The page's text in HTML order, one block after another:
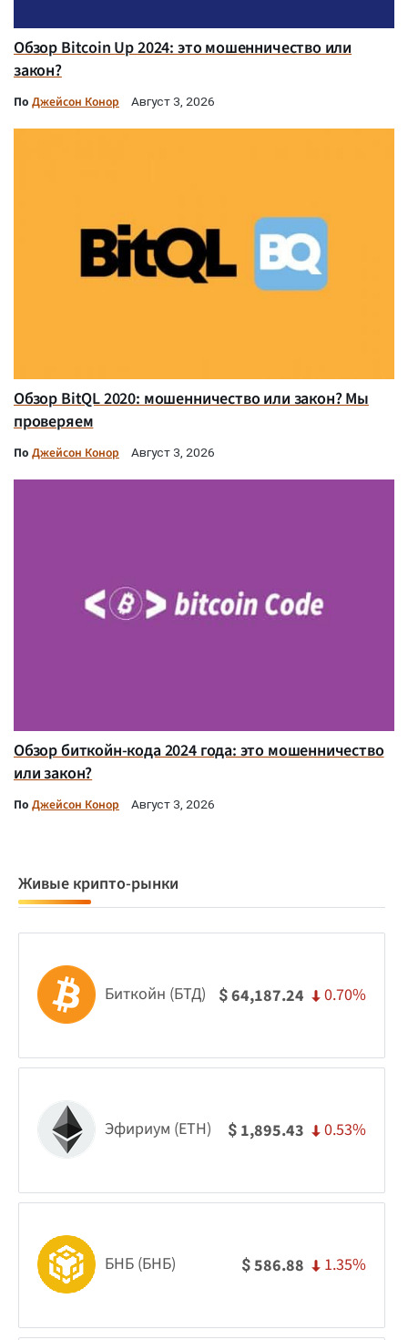
Обзор Bitcoin Up 2024: это мошенничество или
закон?
По Джейсон Конор Август 3, 2026
Обзор BitQL 2020: мошенничество или закон? Мы
проверяем
По Джейсон Конор Август 3, 2026
Обзор биткойн-кода 2024 года: это мошенничество
или закон?
По Джейсон Конор Август 3, 2026
Живые крипто-рынки
Биткойн (БТД) $64,187.24 0.70%
Эфириум (ETH) $ 1,895.43 0.53%
БНБ (БНБ) $586.88 1.35%